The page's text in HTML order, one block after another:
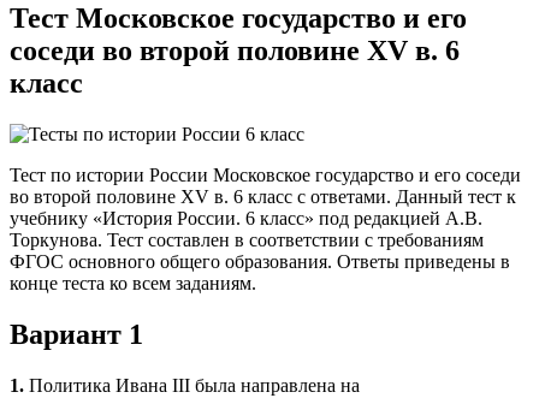
Тест Московское государство и его
соседи во второй половине XV в. 6
класс
Тест по истории России Московское государство и его соседи
во второй половине XV в. 6 класс с ответами. Данный тест к
учебнику «История России. 6 класс» под редакцией А.В.
Торкунова. Тест составлен в соответствии с требованиям
ФГОС основного общего образования. Ответы приведены в
конце теста ко всем заданиям.
Вариант 1
1. Политика Ивана III была направлена на